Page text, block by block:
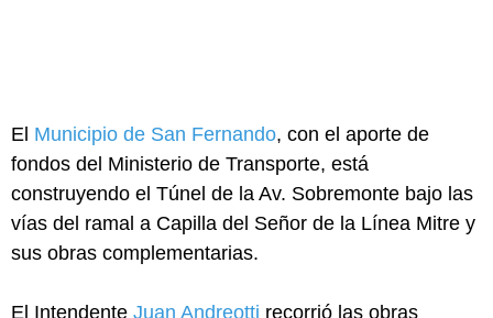
El Municipio de San Fernando, con el aporte de
fondos del Ministerio de Transporte, está
construyendo el Túnel de la Av. Sobremonte bajo las
vías del ramal a Capilla del Señor de la Línea Mitre y
sus obras complementarias.
El Intendente Juan Andreotti recorrió las obras